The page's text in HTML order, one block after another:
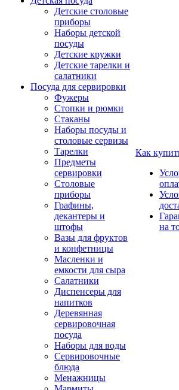
Детские столовые
приборы
Наборы детской
посуды
Детские кружки
Детские тарелки и
салатники
Посуда для сервировки
Фужеры
Стопки и рюмки
Стаканы
Наборы посуды и
столовые сервизы
Тарелки
Предметы
сервировки
Столовые
приборы
Графины,
декантеры и
штофы
Вазы для фруктов
и конфетницы
Масленки и
емкости для сыра
Салатники
Диспенсеры для
напитков
Деревянная
сервировочная
посуда
Наборы для воды
Сервировочные
блюда
Менажницы
Как
на